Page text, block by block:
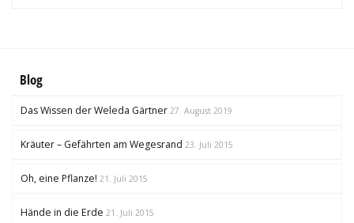
Blog
Das Wissen der Weleda Gärtner 27. August 2019
Kräuter – Gefährten am Wegesrand 23. Juli 2015
Oh, eine Pflanze! 21. Juli 2015
Hände in die Erde 21. Juli 2015